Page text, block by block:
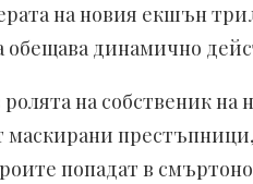
на новия екшън
динамично
на собственик на
маскирани
попадат в